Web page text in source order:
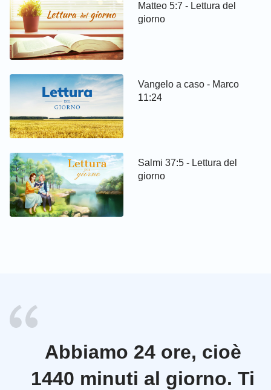
Matteo 5:7 - Lettura del
giorno
Vangelo a caso - Marco
11:24
Salmi 37:5 - Lettura del
giorno
Abbiamo 24 ore, cioè
1440 minuti al giorno. Ti